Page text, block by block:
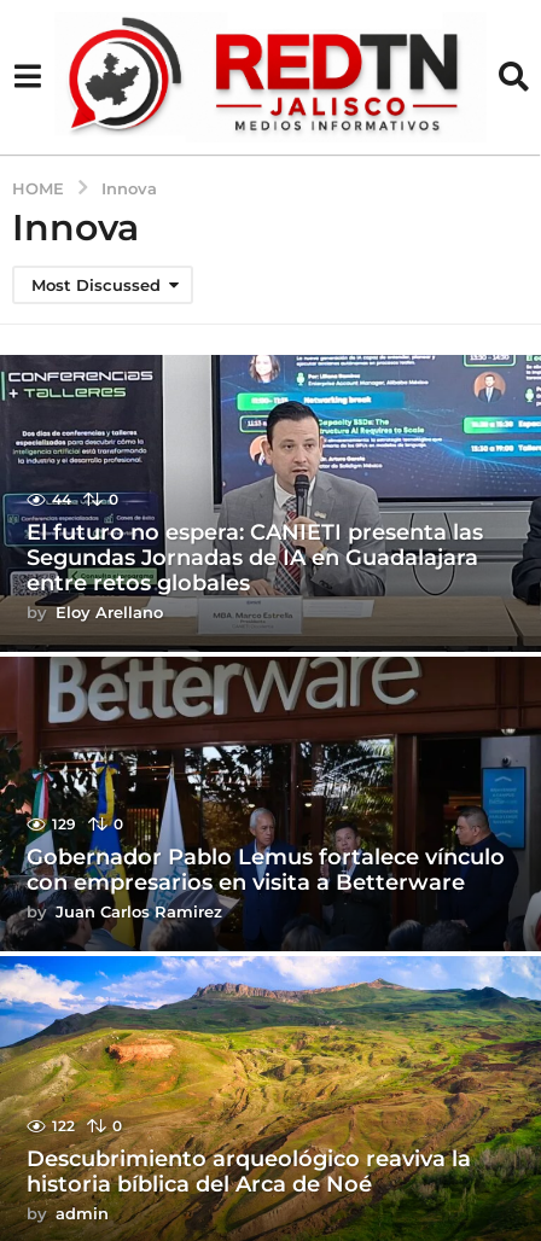
HOME Innova
Innova
Most Discussed
44 0
El futuro no espera: CANIETI presenta las
Segundas Jornadas de IA en Guadalajara
entre retos globales
by Eloy Arellano
129 0
Gobernador Pablo Lemus fortalece vínculo
con empresarios en visita a Betterware
by Juan Carlos Ramirez
122 0
Descubrimiento arqueológico reaviva la
historia bíblica del Arca de Noé
by admin